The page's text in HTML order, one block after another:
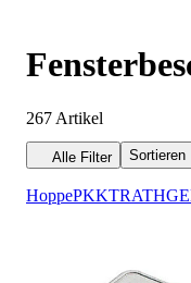
267 Artikel
Alle Filter Sortieren
HoppePKKT